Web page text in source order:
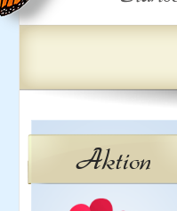
Aktion